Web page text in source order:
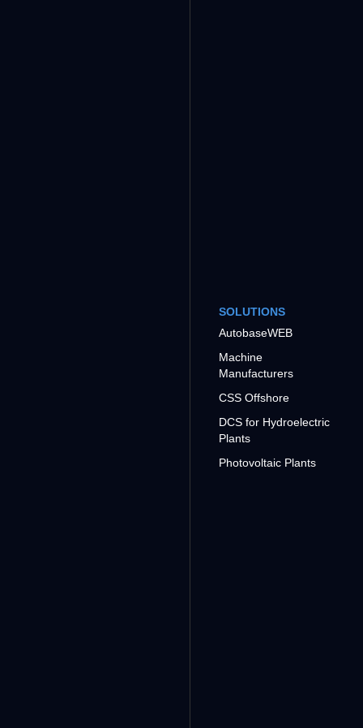
SOLUTIONS
AutobaseWEB
Machine
Manufacturers
CSS Offshore
DCS for Hydroelectric
Plants
Photovoltaic Plants